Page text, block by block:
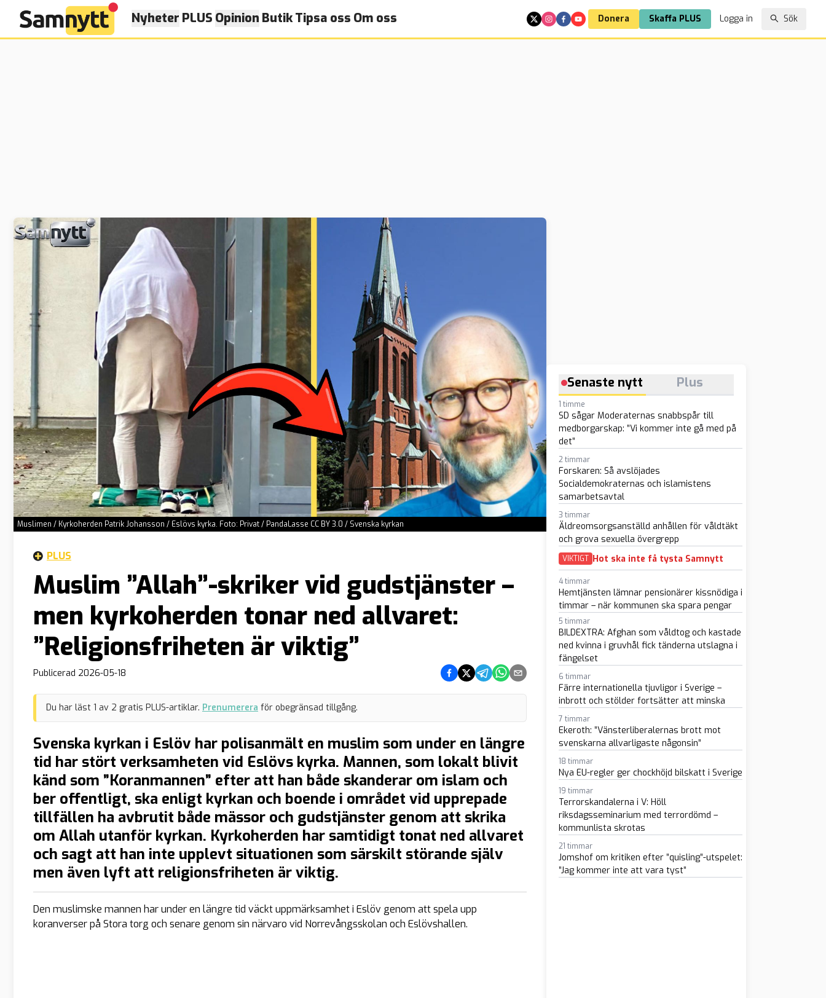
Nyheter PLUS Opinion ButikTipsa oss Om oss Donera Skaffa PLUS Logga in Sök
Muslimen / Kyrkoherden Patrik Johansson / Eslövs kyrka. Foto: Privat / PandaLasse CC BY 3.0 / Svenska kyrkan
PLUS
Muslim ”Allah”-skriker vid gudstjänster –
men kyrkoherden tonar ned allvaret:
”Religionsfriheten är viktig”
Publicerad 2026-05-18 Dela på Facebook
Dela på Twitter
Dela på Telegram
Dela på Whatsapp
Dela via e-post
Du har läst 1 av 2 gratis PLUS-artiklar. Prenumerera för obegränsad tillgång.
Svenska kyrkan i Eslöv har polisanmält en muslim som under en längre
tid har stört verksamheten vid Eslövs kyrka. Mannen, som lokalt blivit
känd som ”Koranmannen” efter att han både skanderar om islam och
ber offentligt, ska enligt kyrkan och boende i området vid upprepade
tillfällen ha avbrutit både mässor och gudstjänster genom att skrika
om Allah utanför kyrkan. Kyrkoherden har samtidigt tonat ned allvaret
och sagt att han inte upplevt situationen som särskilt störande själv
men även lyft att religionsfriheten är viktig.
Den muslimske mannen har under en längre tid väckt uppmärksamhet i Eslöv genom att spela upp
koranverser på Stora torg och senare genom sin närvaro vid Norrevångsskolan och Eslövshallen.
Senaste nytt Plus
1 timme
SD sågar Moderaternas snabbspår till
medborgarskap: ”Vi kommer inte gå med på
det”
2 timmar
Forskaren: Så avslöjades
Socialdemokraternas och islamistens
samarbetsavtal
3 timmar
Äldreomsorgsanställd anhållen för våldtäkt
och grova sexuella övergrepp
VIKTIGT Hot ska inte få tysta Samnytt
4 timmar
Hemtjänsten lämnar pensionärer kissnödiga i
timmar – när kommunen ska spara pengar
5 timmar
BILDEXTRA: Afghan som våldtog och kastade
ned kvinna i gruvhål fick tänderna utslagna i
fängelset
6 timmar
Färre internationella tjuvligor i Sverige –
inbrott och stölder fortsätter att minska
7 timmar
Ekeroth: ”Vänsterliberalernas brott mot
svenskarna allvarligaste någonsin”
18 timmar
Nya EU-regler ger chockhöjd bilskatt i Sverige
19 timmar
Terrorskandalerna i V: Höll
riksdagsseminarium med terrordömd –
kommunlista skrotas
21 timmar
Jomshof om kritiken efter ”quisling”-utspelet:
”Jag kommer inte att vara tyst”